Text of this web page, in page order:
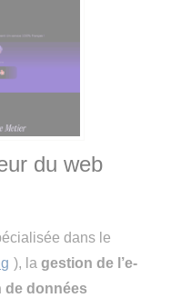
du web
dans le
), lagestion de l’e-
de données